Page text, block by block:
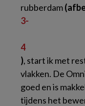
rubberdam
3-
4
), start ik met
vlakken. De
goed en is
tijdens het